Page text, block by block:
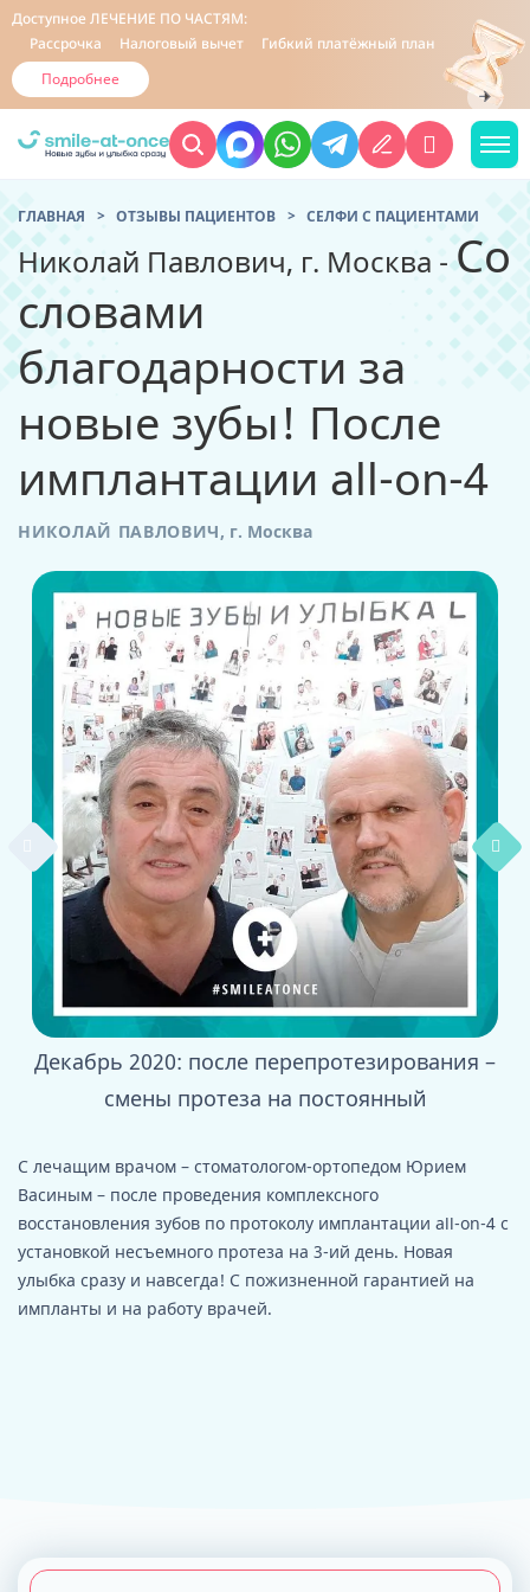
Доступное ЛЕЧЕНИЕ ПО ЧАСТЯМ:
Рассрочка
Налоговый вычет Гибкий платёжный план
Подробнее
ГЛАВНАЯ ОТЗЫВЫ ПАЦИЕНТОВ CЕЛФИ С ПАЦИЕНТАМИ
Николай Павлович, г. Москва -Со
словами
благодарности за
новые зубы! После
имплантации all-on-4
НИКОЛАЙ ПАВЛОВИЧ, г. Москва
С лечащим врачом – стоматологом-ортопедом Юрием
Васиным – после проведения комплексного
восстановления зубов по протоколу имплантации all-on-4 с
установкой несъемного протеза на 3-ий день. Новая
улыбка сразу и навсегда! С пожизненной гарантией на
импланты и на работу врачей.
Декабрь 2020: после перепротезирования –
смены протеза на постоянный